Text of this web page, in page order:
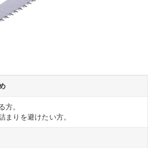
方。
まりを避けたい方。